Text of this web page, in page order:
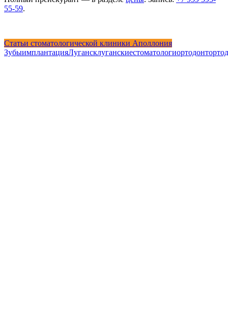
55-59.
Статьи стоматологической клиники Аполлония
ЗубыимплантацияЛугансклуганскиестоматологиортодонт